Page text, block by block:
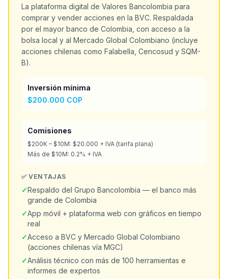
La plataforma digital de Valores Bancolombia para
comprar y vender acciones en la BVC. Respaldada
por el mayor banco de Colombia, con acceso a la
bolsa local y al Mercado Global Colombiano (incluye
acciones chilenas como Falabella, Cencosud y SQM-
B).
Inversión mínima
$200.000 COP
Comisiones
$200K – $10M: $20.000 + IVA (tarifa plana)
Más de $10M: 0.2% + IVA
✅ VENTAJAS
✓Respaldo del Grupo Bancolombia — el banco más
grande de Colombia
✓App móvil + plataforma web con gráficos en tiempo
real
✓Acceso a BVC y Mercado Global Colombiano
(acciones chilenas vía MGC)
✓Análisis técnico con más de 100 herramientas e
informes de expertos